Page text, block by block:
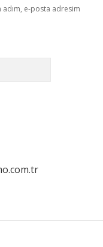
adım, e-posta adresim